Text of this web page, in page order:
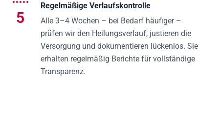
Regelmäßige Verlaufskontrolle
Alle 3–4 Wochen – bei Bedarf häufiger –
prüfen wir den Heilungsverlauf, justieren die
Versorgung und dokumentieren lückenlos. Sie
erhalten regelmäßig Berichte für vollständige
Transparenz.
5